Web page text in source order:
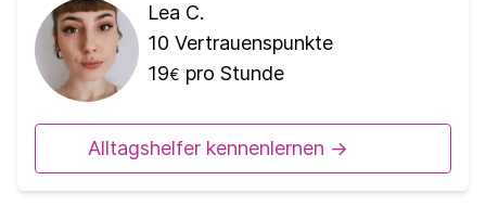
Lea C.
10 Vertrauenspunkte
19€ pro Stunde
Alltagshelfer kennenlernen ->